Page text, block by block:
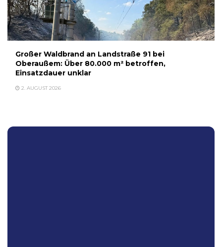
Großer Waldbrand an Landstraße 91 bei
Oberaußem: Über 80.000 m² betroffen,
Einsatzdauer unklar
2. AUGUST 2026